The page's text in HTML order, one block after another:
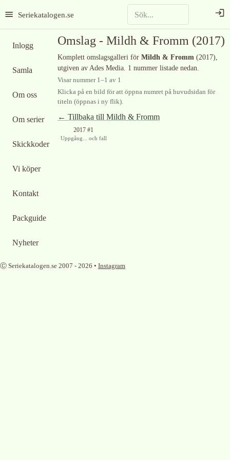
Seriekatalogen.se
Inlogg
Samla
Om oss
Om serier
Skickkoder
Vi köper
Kontakt
Packguide
Nyheter
Omslag - Mildh & Fromm (2017)
Komplett omslagsgalleri för Mildh & Fromm (2017),
utgiven av Ades Media. 1 nummer listade nedan.
Visar nummer 1–1 av 1
Klicka på en bild för att öppna numret på huvudsidan för
titeln (öppnas i ny flik).
← Tillbaka till Mildh & Fromm
2017 #1
Uppgång... och fall
Ⓒ Seriekatalogen.se 2007 - 2026 • Instagram